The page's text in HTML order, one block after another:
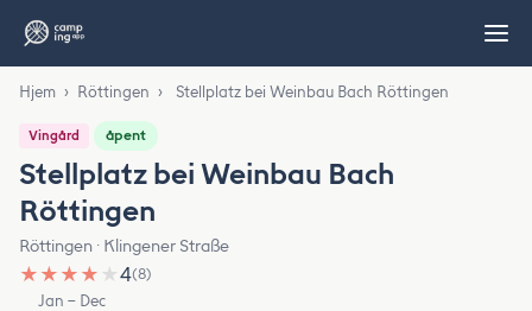
Hjem › Röttingen › Stellplatz bei Weinbau Bach Röttingen
Vingård åpent
Stellplatz bei Weinbau Bach
Röttingen
Röttingen · Klingener Straße
★ ★ ★ ★ ★4(8)
Jan – Dec